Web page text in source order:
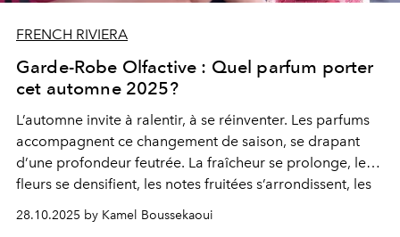
FRENCH RIVIERA
Garde-Robe Olfactive : Quel parfum porter
cet automne 2025?
L’automne invite à ralentir, à se réinventer. Les parfums
accompagnent ce changement de saison, se drapant
d’une profondeur feutrée. La fraîcheur se prolonge, les
fleurs se densifient, les notes fruitées s’arrondissent, les
force et douceur, la féminité s’affirme dans toutes ses
28.10.2025 by Kamel Boussekaoui